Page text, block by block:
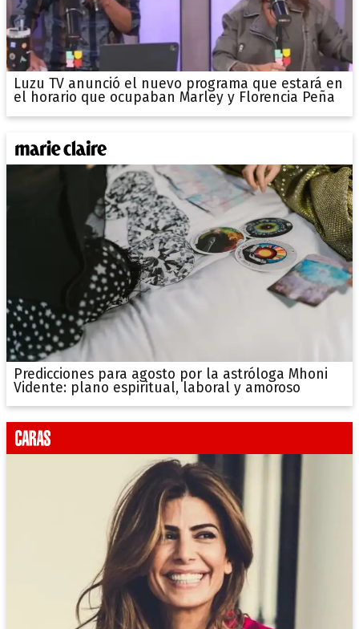
Luzu TV anunció el nuevo programa que estará en
el horario que ocupaban Marley y Florencia Peña
Predicciones para agosto por la astróloga Mhoni
Vidente: plano espiritual, laboral y amoroso